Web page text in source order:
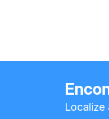
Localize